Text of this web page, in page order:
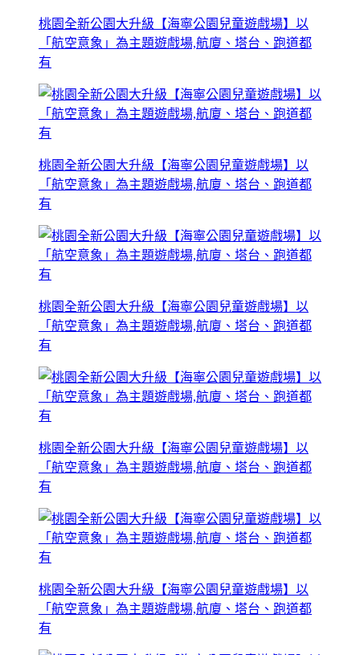
桃園全新公園大升級【海寧公園兒童遊戲場】以
「航空意象」為主題遊戲場,航廈、塔台、跑道都
有
桃園全新公園大升級【海寧公園兒童遊戲場】以
「航空意象」為主題遊戲場,航廈、塔台、跑道都
有
桃園全新公園大升級【海寧公園兒童遊戲場】以
「航空意象」為主題遊戲場,航廈、塔台、跑道都
有
桃園全新公園大升級【海寧公園兒童遊戲場】以
「航空意象」為主題遊戲場,航廈、塔台、跑道都
有
桃園全新公園大升級【海寧公園兒童遊戲場】以
「航空意象」為主題遊戲場,航廈、塔台、跑道都
有